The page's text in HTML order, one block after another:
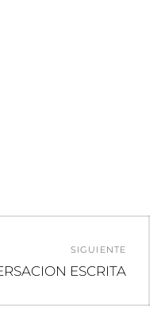
SIGUIENTE
ESCRITA